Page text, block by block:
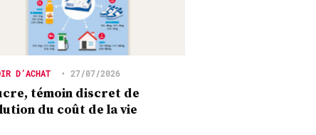
D’ACHAT • 27/07/2026
témoin discret de
du coût de la vie